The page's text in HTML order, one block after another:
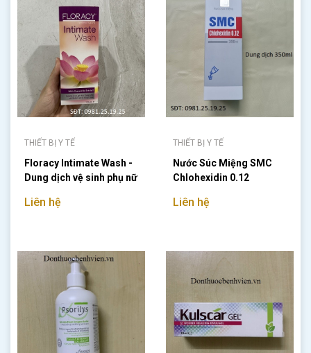
THIẾT BỊ Y TẾ
Floracy Intimate Wash -
Dung dịch vệ sinh phụ nữ
Liên hệ
THIẾT BỊ Y TẾ
Nước Súc Miệng SMC
Chlohexidin 0.12
Liên hệ